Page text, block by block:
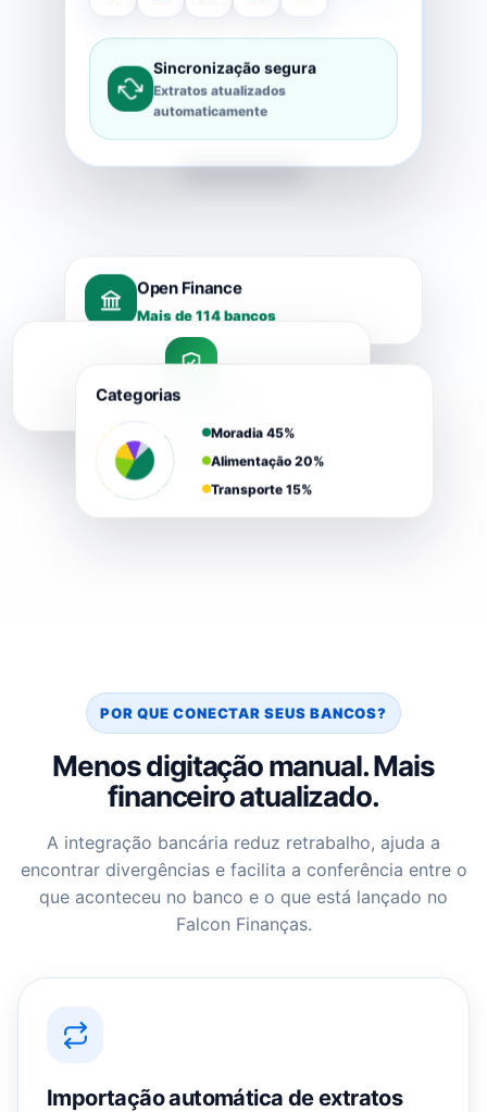
Sincronização segura
Extratos atualizados
automaticamente
Open Finance
Mais de 114 bancos
Conexão protegida
Categorias
Moradia 45%
Alimentação 20%
Transporte 15%
POR QUE CONECTAR SEUS BANCOS?
Menos digitação manual. Mais
financeiro atualizado.
A integração bancária reduz retrabalho, ajuda a
encontrar divergências e facilita a conferência entre o
que aconteceu no banco e o que está lançado no
Falcon Finanças.
Importação automática de extratos